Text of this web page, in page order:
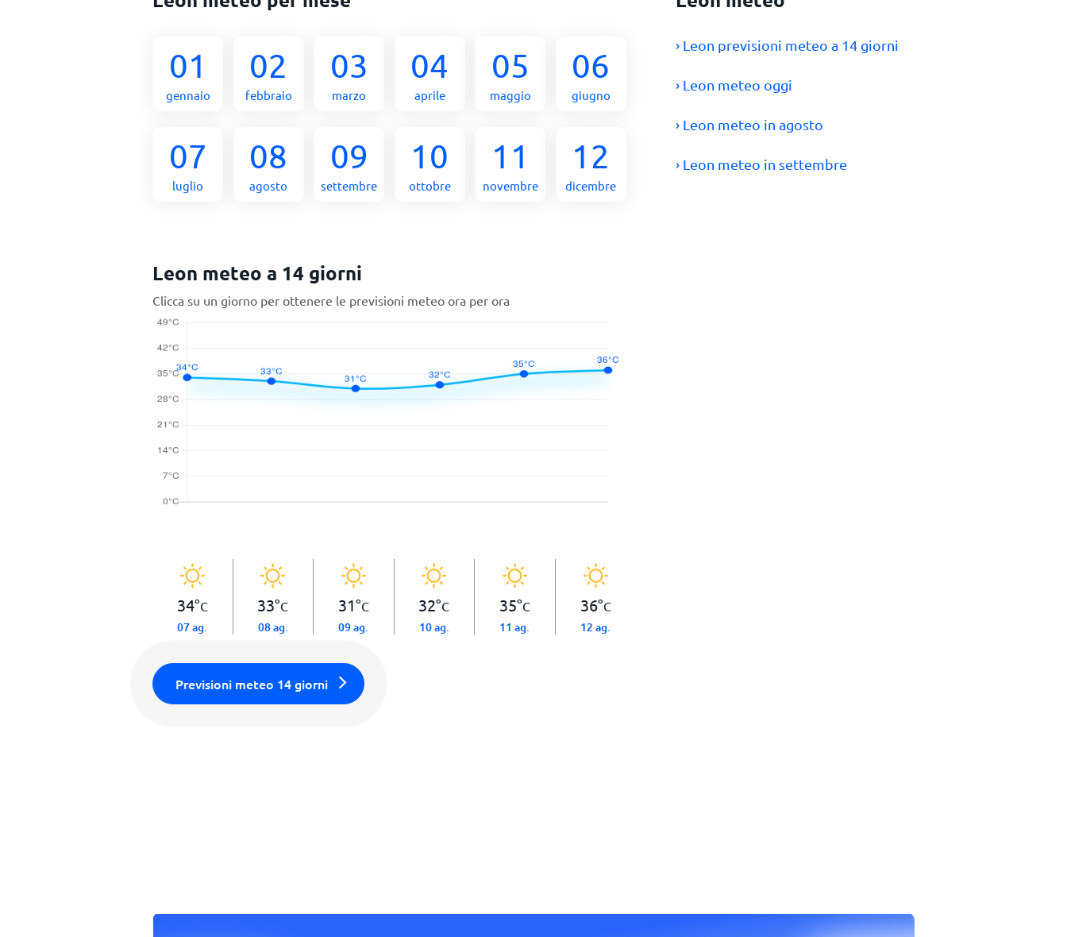
01
gennaio
02
febbraio
03
marzo
04
aprile
05
maggio
06
giugno
07
luglio
08
agosto
09
settembre
10
ottobre
11
novembre
12
dicembre
› Leon previsioni meteo a 14 giorni
› Leon meteo oggi
› Leon meteo in agosto
› Leon meteo in settembre
Leon meteo a 14 giorni
Clicca su un giorno per ottenere le previsioni meteo ora per ora
34°C
07 ag.
33°C
08 ag.
31°C
09 ag.
32°C
10 ag.
35°C
11 ag.
36°C
12 ag.
Previsioni meteo 14 giorni